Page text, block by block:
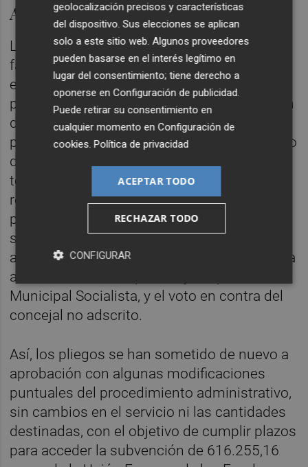
Aprobación
Los pliegos con todos los informes
favorables pasaron por aprobación plenaria
el 25 de abril de 2025 con 10 días naturales
para interponer recurso desde la publicación
de la licitación, periodo en el que se
presentaron alegaciones. Vistas el contenido
de las mismas, y tras el informe de los
técnicos municipales en los que se
recomendaba llevar a pleno de nuevo el
pliego, en aras de agilizar el procedimiento,
se ha aprobado hoy contando con los votos
a favor del Grupo Municipal Popular y VOX, la
abstención de Compromís y Grupo
Municipal Socialista, y el voto en contra del
concejal no adscrito.
Así, los pliegos se han sometido de nuevo a
aprobación con algunas modificaciones
puntuales del procedimiento administrativo,
sin cambios en el servicio ni las cantidades
destinadas, con el objetivo de cumplir plazos
para acceder la subvención de 616.255,16
geolocalización precisos y características
del dispositivo. Sus elecciones se aplican
solo a este sitio web. Algunos proveedores
pueden basarse en el interés legítimo en
lugar del consentimiento; tiene derecho a
oponerse enConfiguración de publicidad.
Puede retirar su consentimiento en
cualquier momento enConfiguración de
cookies.Política de privacidad
ACEPTAR TODO
RECHAZAR TODO
CONFIGURAR